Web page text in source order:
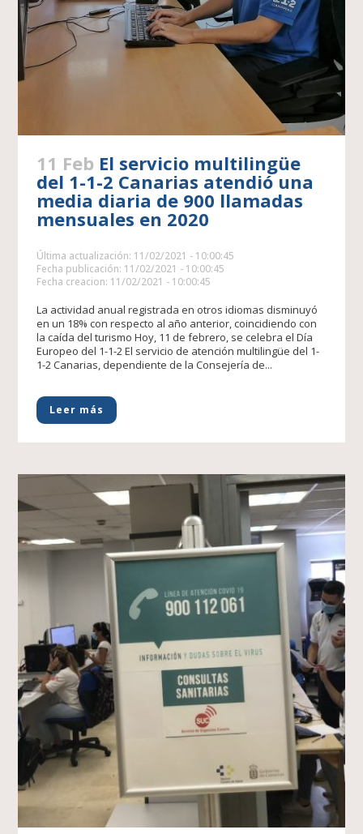
11 Feb El servicio multilingüe
del 1-1-2 Canarias atendió una
media diaria de 900 llamadas
mensuales en 2020
Última actualización: 11/02/2021 - 10:00:45
Fecha publicación: 11/02/2021 - 10:00:45
Fecha creacion: 11/02/2021 - 10:00:45
La actividad anual registrada en otros idiomas disminuyó
en un 18% con respecto al año anterior, coincidiendo con
la caída del turismo Hoy, 11 de febrero, se celebra el Día
Europeo del 1-1-2 El servicio de atención multilingüe del 1-
1-2 Canarias, dependiente de la Consejería de...
Leer más